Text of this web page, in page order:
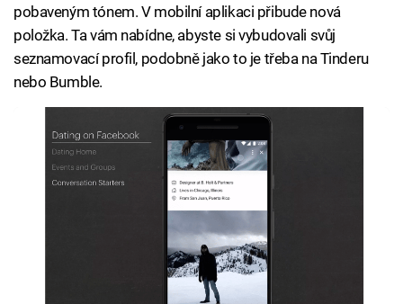
pobaveným tónem. V mobilní aplikaci přibude nová
položka. Ta vám nabídne, abyste si vybudovali svůj
seznamovací profil, podobně jako to je třeba na Tinderu
nebo Bumble.